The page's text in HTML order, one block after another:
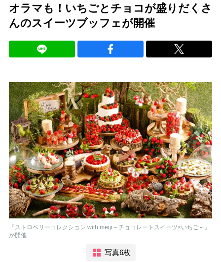
オラマも！いちごとチョコが盛りだくさ
んのスイーツブッフェが開催
『ストロベリーコレクション with meiji～チョコレートスイーツ×いちご～』
が開催
写真6枚